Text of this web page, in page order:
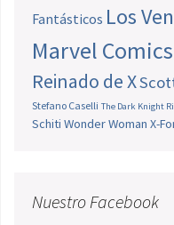
Fantásticos Los
Marvel Comics
Reinado de X
Stefano Caselli The Dark Knight
Schiti Wonder Woman X-
Nuestro Facebook